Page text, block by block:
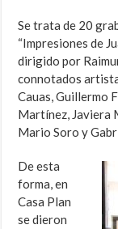
Se trata de 20
“Impresiones de
dirigido por
connotados
Cauas, Guillermo
Martínez, Javiera
Mario Soro y
De esta
forma, en
Casa Plan
se dieron